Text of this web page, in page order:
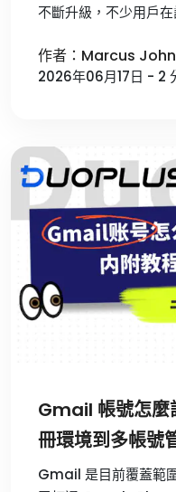
不斷升級，不少用戶
作者：Marcus
2026年06月17日 - 2
Gmail 帳號怎麼
冊環境到多帳號
Gmail 是目前覆蓋範